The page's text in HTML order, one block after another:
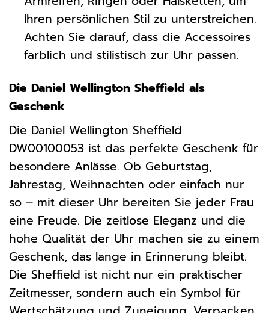
Ihren persönlichen Stil zu unterstreichen.
Achten Sie darauf, dass die Accessoires
farblich und stilistisch zur Uhr passen.
Die Daniel Wellington Sheffield als
Geschenk
Die Daniel Wellington Sheffield
DW00100053 ist das perfekte Geschenk für
besondere Anlässe. Ob Geburtstag,
Jahrestag, Weihnachten oder einfach nur
so – mit dieser Uhr bereiten Sie jeder Frau
eine Freude. Die zeitlose Eleganz und die
hohe Qualität der Uhr machen sie zu einem
Geschenk, das lange in Erinnerung bleibt.
Die Sheffield ist nicht nur ein praktischer
Zeitmesser, sondern auch ein Symbol für